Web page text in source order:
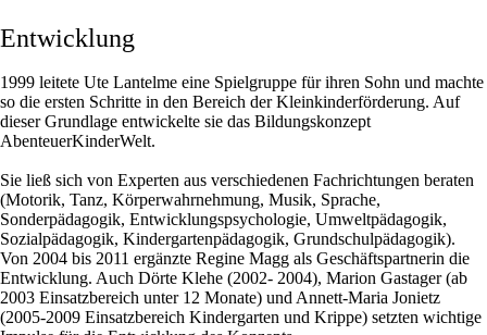
Entwicklung
1999 leitete Ute Lantelme eine Spielgruppe für ihren Sohn und machte
so die ersten Schritte in den Bereich der Kleinkinderförderung. Auf
dieser Grundlage entwickelte sie das Bildungskonzept
AbenteuerKinderWelt.
Sie ließ sich von Experten aus verschiedenen Fachrichtungen beraten
(Motorik, Tanz, Körperwahrnehmung, Musik, Sprache,
Sonderpädagogik, Entwicklungspsychologie, Umweltpädagogik,
Sozialpädagogik, Kindergartenpädagogik, Grundschulpädagogik).
Von 2004 bis 2011 ergänzte Regine Magg als Geschäftspartnerin die
Entwicklung. Auch Dörte Klehe (2002- 2004), Marion Gastager (ab
2003 Einsatzbereich unter 12 Monate) und Annett-Maria Jonietz
(2005-2009 Einsatzbereich Kindergarten und Krippe) setzten wichtige